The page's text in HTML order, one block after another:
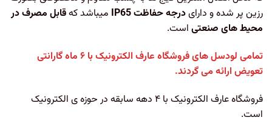
رزین پر شده و دارایدرجه حفاظت IP65 میباشد کهقابل مصرف در
محیط های صنعتی است.
تمامی لودسل های فروشگاه عارف الکترونیک با ۶ ماه گارانتی
تعویض ارائه می گردند.
فروشگاه عارف الکترونیک با ۴ دهه سابقه در حوزه ی الکترونیک
است.